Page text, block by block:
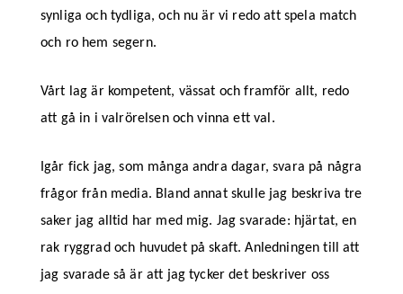
synliga och tydliga, och nu är vi redo att spela match
och ro hem segern.
Vårt lag är kompetent, vässat och framför allt, redo
att gå in i valrörelsen och vinna ett val.
Igår fick jag, som många andra dagar, svara på några
frågor från media. Bland annat skulle jag beskriva tre
saker jag alltid har med mig. Jag svarade: hjärtat, en
rak ryggrad och huvudet på skaft. Anledningen till att
jag svarade så är att jag tycker det beskriver oss